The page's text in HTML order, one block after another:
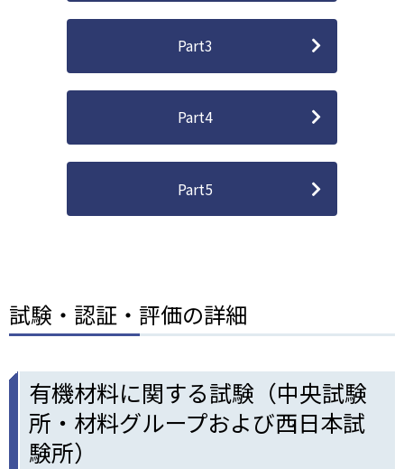
Part3
Part4
Part5
試験・認証・評価の詳細
有機材料に関する試験（中央試験
所・材料グループおよび西日本試
験所）